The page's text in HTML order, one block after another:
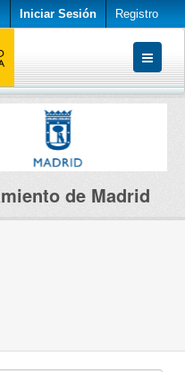
Iniciar Sesión Registro
de Madrid